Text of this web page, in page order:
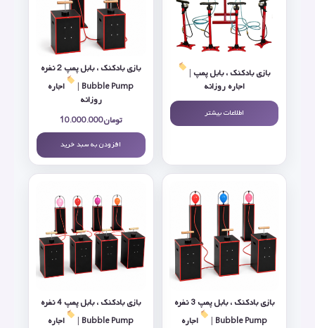
بازی بادکنک ، بابل پمپ |
اجاره روزانه
اطلاعات بیشتر
بازی بادکنک ، بابل پمپ 2 نفره
Bubble Pump |
اجاره
روزانه
تومان10.000.000
افزودن به سبد خرید
بازی بادکنک ، بابل پمپ 3 نفره
Bubble Pump |
اجاره
بازی بادکنک ، بابل پمپ 4 نفره
Bubble Pump |
اجاره